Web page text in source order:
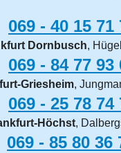
069 - 40 15 71
Dornbusch,
069 - 84 77 93
Griesheim,
069 - 25 78 74
Höchst,
069 - 85 80 36